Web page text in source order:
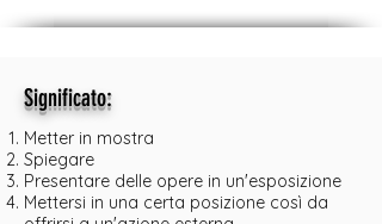
Significato:
Metter in mostra
Spiegare
Presentare delle opere in un'esposizione
Mettersi in una certa posizione così da